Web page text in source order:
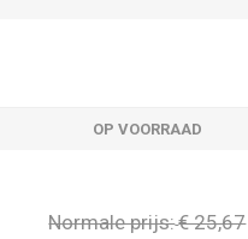
OP VOORRAAD
Normale prijs:€ 25,67